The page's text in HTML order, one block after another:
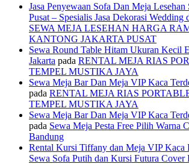
Jasa Penyewaan Sofa Dan Meja Lesehan
Pusat – Spesialis Jasa Dekorasi Wedding
SEWA MEJA LESEHAN HARGA
KANTONG JAKARTA PUSAT
Sewa Round Table Hitam Ukuran Kecil
Jakarta pada RENTAL MEJA RIAS
TEMPEL MUSTIKA JAYA
Sewa Meja Bar Dan Meja VIP Kaca
pada RENTAL MEJA RIAS
TEMPEL MUSTIKA JAYA
Sewa Meja Bar Dan Meja VIP Kaca
pada Sewa Meja Pesta Free Pilih Warna
Bandung
Rental Kursi Tiffany dan Meja VIP Kaca
Sewa Sofa Putih dan Kursi Futura